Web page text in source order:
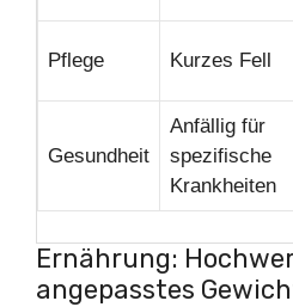
Pflege Kurzes Fell
Gesundheit
Anfällig für
spezifische
Krankheiten
Ernährung:
angepasstes